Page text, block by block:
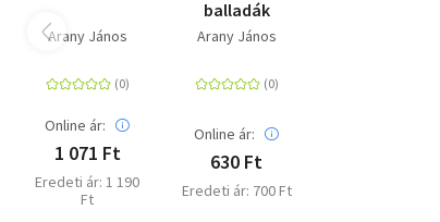
Arany János
Online ár:
1 071 Ft
Eredeti ár: 1 190
Ft
balladák
Arany János
Online ár:
630 Ft
Eredeti ár: 700 Ft